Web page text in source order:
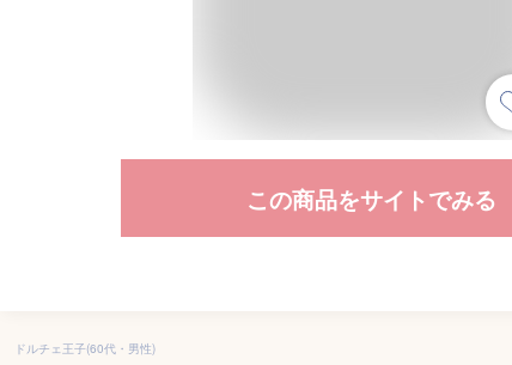
この商品をサイトでみる
ドルチェ王子(60代・男性)